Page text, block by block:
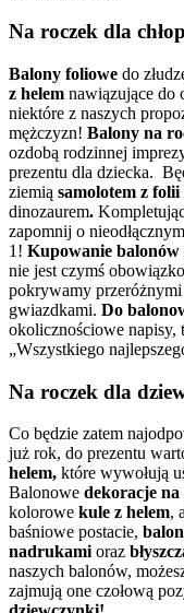
Na roczek dla
Balony foliowe do
z helem nawiązujące do
niektóre z naszych
mężczyzn! Balony na
ozdobą rodzinnej
prezentu dla dziecka.
ziemią samolotem z folii
dinozaurem.
zapomnij o
1! Kupowanie balonów
nie jest czymś
pokrywamy
gwiazdkami. Do
okolicznościowe napisy,
„Wszystkiego
Na roczek dla
Co będzie zatem
już rok, do prezentu
helem, które wywołują
Balonowe dekoracje
kolorowe kule z helem,
baśniowe postacie,
nadrukami oraz
naszych balonów,
zajmują one czołową